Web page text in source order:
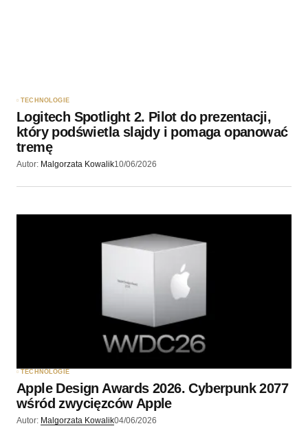
TECHNOLOGIE
Logitech Spotlight 2. Pilot do prezentacji,
który podświetla slajdy i pomaga opanować
tremę
Autor: Malgorzata Kowalik10/06/2026
TECHNOLOGIE
Apple Design Awards 2026. Cyberpunk 2077
wśród zwycięzców Apple
Autor: Malgorzata Kowalik04/06/2026